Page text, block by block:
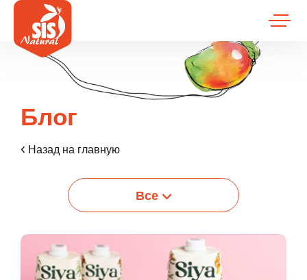
Вход
Блог
Назад на главную
Все